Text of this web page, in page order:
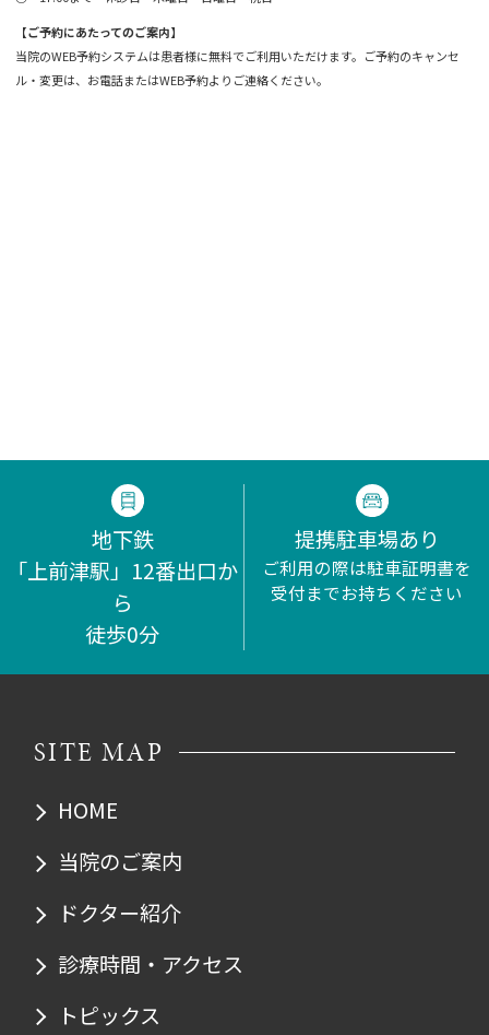
【ご予約にあたってのご案内】
当院のWEB予約システムは患者様に無料でご利用いただけます。ご予約のキャンセ
ル・変更は、お電話またはWEB予約よりご連絡ください。
地下鉄
「上前津駅」12番出口か
ら
徒歩0分
提携駐車場あり
ご利用の際は駐車証明書を
受付までお持ちください
SITE MAP
HOME
当院のご案内
ドクター紹介
診療時間・アクセス
トピックス